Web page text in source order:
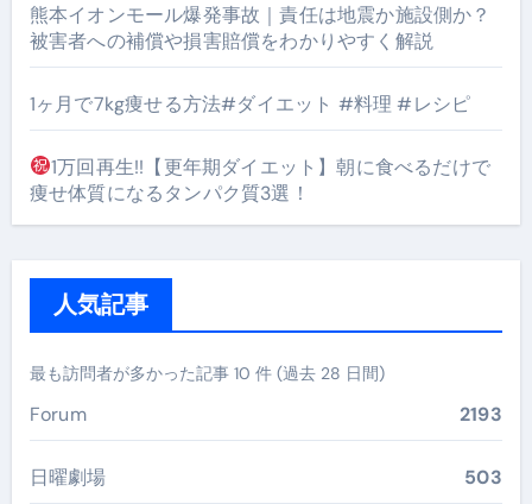
熊本イオンモール爆発事故｜責任は地震か施設側か？
被害者への補償や損害賠償をわかりやすく解説
1ヶ月で7kg痩せる方法#ダイエット #料理 #レシピ
1万回再生!!【更年期ダイエット】朝に食べるだけで
痩せ体質になるタンパク質3選！
人気記事
最も訪問者が多かった記事 10 件 (過去 28 日間)
Forum 2193
日曜劇場 503